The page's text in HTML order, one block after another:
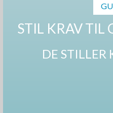
STIL KRAV
DE STILLER